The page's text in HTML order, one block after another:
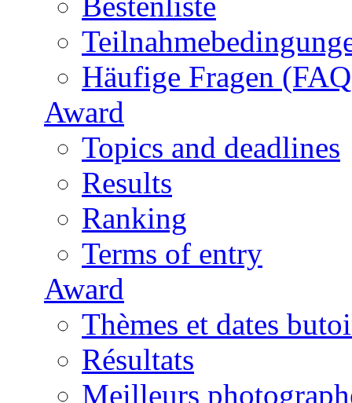
Häufige Fragen
Award
Topics and deadlines
Results
Ranking
Terms of entry
Award
Thèmes et dates
Résultats
Meilleurs